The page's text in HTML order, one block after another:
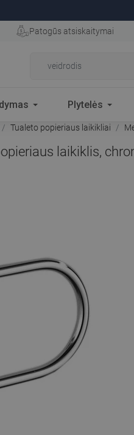
Patogūs atsiskaitymai
Plytelės
Tualeto popieriaus laikikliai
laikiklis,